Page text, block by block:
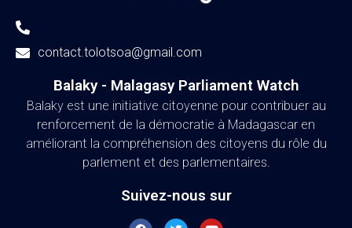
contact.tolotsoa@gmail.com
Balaky - Malagasy Parliament Watch​
Balaky est une initiative citoyenne pour contribuer au
renforcement de la démocratie à Madagascar en
améliorant la compréhension des citoyens du rôle du
parlement et des parlementaires.
Suivez-nous sur